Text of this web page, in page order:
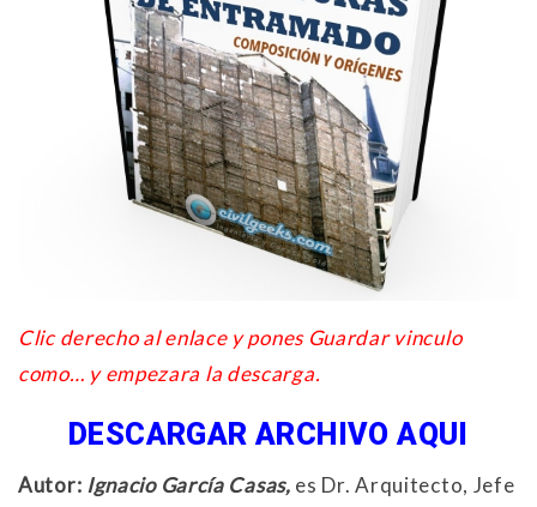
Clic derecho al enlace y pones Guardar vinculo
como… y empezara la descarga.
DESCARGAR ARCHIVO AQUI
Autor: Ignacio García Casas, es Dr. Arquitecto, Jefe